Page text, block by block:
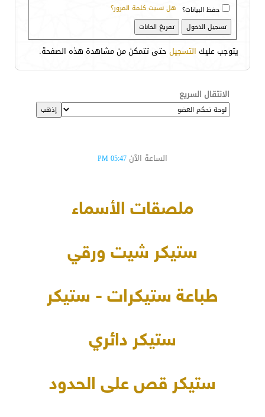
هل نسيت كلمة المرور؟ حفظ البيانات؟
يتوجب عليك التسجيل حتى تتمكن من مشاهدة هذه الصفحة.
الانتقال السريع
الساعة الآن 05:47 PM
ملصقات الأسماء
ستيكر شيت ورقي
طباعة ستيكرات - ستيكر
ستيكر دائري
ستيكر قص على الحدود